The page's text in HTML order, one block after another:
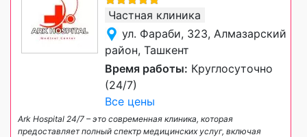
Частная клиника
ул. Фараби, 323, Алмазарский
район, Ташкент
Время работы: Круглосуточно
(24/7)
Все цены
Ark Hospital 24/7 – это современная клиника, которая
предоставляет полный спектр медицинских услуг, включая